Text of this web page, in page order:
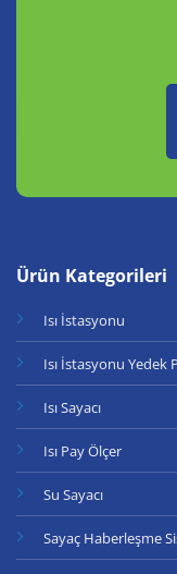
Ürün Kategorileri
Isı İstasyonu
Isı İstasyonu Yedek
Isı Sayacı
Isı Pay Ölçer
Su Sayacı
Sayaç Haberleşme